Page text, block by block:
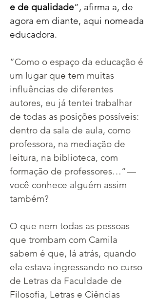
e de qualidade”, afirma a, de
agora em diante, aqui nomeada
educadora.
“Como o espaço da educação é
um lugar que tem muitas
influências de diferentes
autores, eu já tentei trabalhar
de todas as posições possíveis:
dentro da sala de aula, como
professora, na mediação de
leitura, na biblioteca, com
formação de professores…” —
você conhece alguém assim
também?
O que nem todas as pessoas
que trombam com Camila
sabem é que, lá atrás, quando
ela estava ingressando no curso
de Letras da Faculdade de
Filosofia, Letras e Ciências